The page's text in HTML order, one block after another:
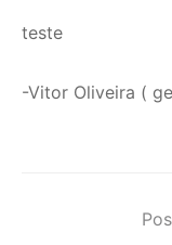
teste
-Vitor Oliveira (